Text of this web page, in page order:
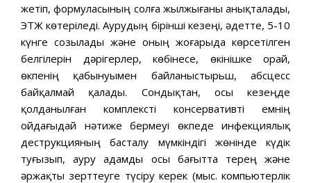
жетіп, формуласының солға жылжығаны анықталады,
ЭТЖ көтеріледі. Аурудың бірінші кезеңі, әдетте, 5-10
күнге созылады және оның жоғарыда көрсетілген
белгілерін дәрігерлер, көбінесе, өкінішке орай,
өкпенің қабынуымен байланыстырьш, абсцесс
байқалмай қалады. Сондықтан, осы кезеңде
қолданылған комплексті консервативті емнің
ойдағыдай нәтиже бермеуі өкпеде инфекциялық
деструкцияның басталу мүмкіндігі жөнінде күдік
туғызып, ауру адамды осы бағытта терең және
әржақты зерттеуге түсіру керек (мыс. компьютерлік